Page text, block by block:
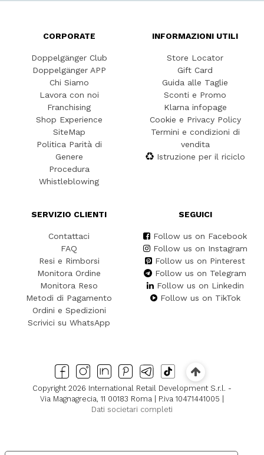
CORPORATE
Doppelgänger Club
Doppelgänger APP
Chi Siamo
Lavora con noi
Franchising
Shop Experience
SiteMap
Politica Parità di
Genere
Procedura
Whistleblowing
INFORMAZIONI UTILI
Store Locator
Gift Card
Guida alle Taglie
Sconti e Promo
Klarna infopage
Cookie e Privacy Policy
Termini e condizioni di
vendita
Istruzione per il riciclo
SERVIZIO CLIENTI
Contattaci
FAQ
Resi e Rimborsi
Monitora Ordine
Monitora Reso
Metodi di Pagamento
Ordini e Spedizioni
Scrivici su WhatsApp
SEGUICI
Follow us on Facebook
Follow us on Instagram
Follow us on Pinterest
Follow us on Telegram
Follow us on Linkedin
Follow us on TikTok
Copyright 2026 International Retail Development S.r.l. -
Via Magnagrecia, 11 00183 Roma | P.iva 10471441005 |
Dati societari completi